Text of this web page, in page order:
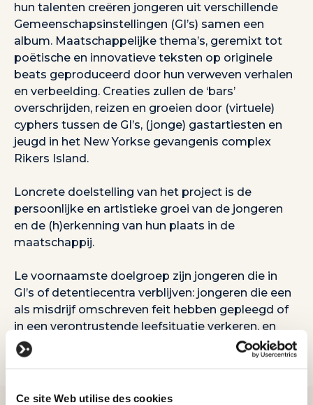
Ce site Web utilise des cookies
hun talenten creëren jongeren uit verschillende
Gemeenschapsinstellingen (GI’s) samen een
album. Maatschappelijke thema’s, geremixt tot
poëtische en innovatieve teksten op originele
beats geproduceerd door hun verweven verhalen
en verbeelding. Creaties zullen de ‘bars’
overschrijden, reizen en groeien door (virtuele)
cyphers tussen de GI’s, (jonge) gastartiesten en
jeugd in het New Yorkse gevangenis complex
Rikers Island.
Loncrete doelstelling van het project is de
persoonlijke en artistieke groei van de jongeren
en de (h)erkenning van hun plaats in de
maatschappij.
Le voornaamste doelgroep zijn jongeren die in
GI’s of detentiecentra verblijven: jongeren die een
als misdrijf omschreven feit hebben gepleegd of
in een verontrustende leefsituatie verkeren, en
door de jeugdrechter, tot de leeftijd van 20 jaar,
worden geplaatst. De jongeren (tussen 14 tot 20
en Hip Hop en geen- tot wel ervaring in het